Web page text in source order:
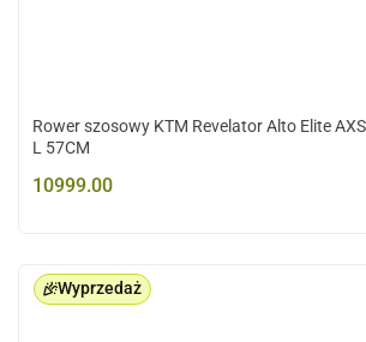
Rower szosowy KTM Revelator Alto Elite
L 57CM
10999.00
Wyprzedaż